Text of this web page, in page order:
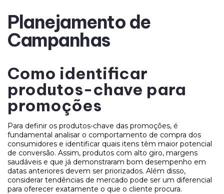
Planejamento de
Campanhas
Como identificar
produtos-chave para
promoções
Para definir os produtos-chave das promoções, é
fundamental analisar o comportamento de compra dos
consumidores e identificar quais itens têm maior potencial
de conversão. Assim, produtos com alto giro, margens
saudáveis e que já demonstraram bom desempenho em
datas anteriores devem ser priorizados. Além disso,
considerar tendências de mercado pode ser um diferencial
para oferecer exatamente o que o cliente procura.